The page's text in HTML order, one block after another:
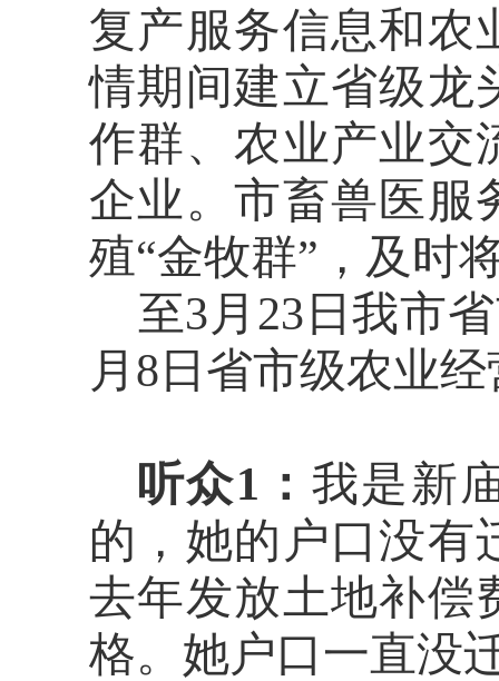
复产服务信息和农
情期间建立省级龙
作群、农业产业交
企业。市畜兽医服
殖“金牧群”，及时
至3月23日我市
月8日省市级农业
听众1 ： 我是新
的，她的户口没有
去年发放土地补偿
格。她户口一直没